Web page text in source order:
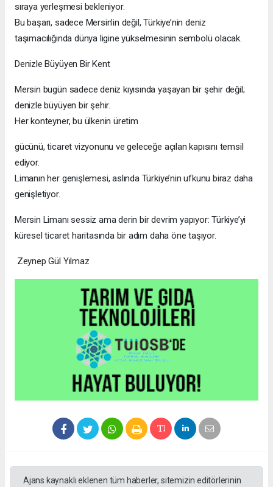
sıraya yerleşmesi bekleniyor.
Bu başarı, sadece Mersin’in değil, Türkiye’nin deniz
taşımacılığında dünya ligine yükselmesinin sembolü olacak.
Denizle Büyüyen Bir Kent
Mersin bugün sadece deniz kıyısında yaşayan bir şehir değil;
denizle büyüyen bir şehir.
Her konteyner, bu ülkenin üretim
gücünü, ticaret vizyonunu ve geleceğe açılan kapısını temsil
ediyor.
Limanın her genişlemesi, aslında Türkiye’nin ufkunu biraz daha
genişletiyor.
Mersin Limanı sessiz ama derin bir devrim yapıyor: Türkiye’yi
küresel ticaret haritasında bir adım daha öne taşıyor.
Zeynep Gül Yılmaz
Ajans kaynaklı eklenen tüm haberler, sitemizin editörlerinin